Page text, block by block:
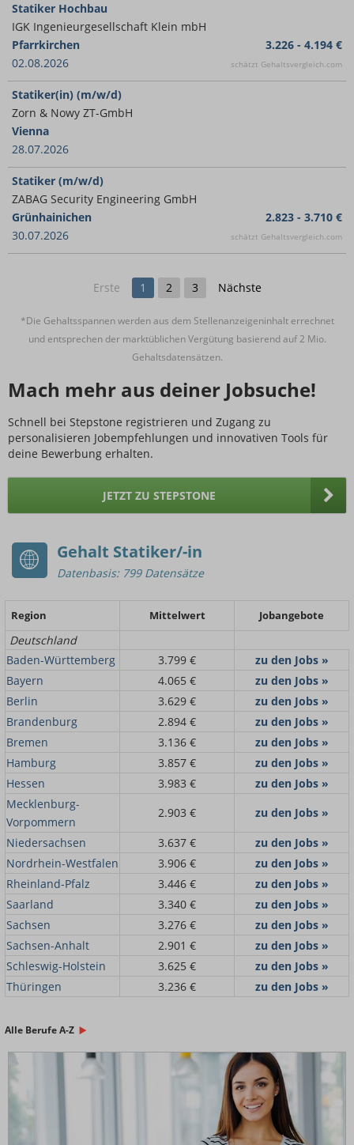
Statiker Hochbau
IGK Ingenieurgesellschaft Klein mbH
Pfarrkirchen
02.08.2026
3.226 - 4.194 €
schätzt Gehaltsvergleich.com
Statiker(in) (m/w/d)
Zorn & Nowy ZT-GmbH
Vienna
28.07.2026
Statiker (m/w/d)
ZABAG Security Engineering GmbH
Grünhainichen
30.07.2026
2.823 - 3.710 €
schätzt Gehaltsvergleich.com
Erste 1 2 3 Nächste
*Die Gehaltsspannen werden aus dem Stellenanzeigeninhalt errechnet
und entsprechen der marktüblichen Vergütung basierend auf 2 Mio.
Gehaltsdatensätzen.
Mach mehr aus deiner Jobsuche!
Schnell bei Stepstone registrieren und Zugang zu
personalisieren Jobempfehlungen und innovativen Tools für
deine Bewerbung erhalten.
JETZT ZU STEPSTONE
Gehalt Statiker/-in
Datenbasis: 799 Datensätze
Region Mittelwert Jobangebote
Deutschland
Baden-Württemberg
3.799 €
zu den Jobs »
Bayern
4.065 €
zu den Jobs »
Berlin
3.629 €
zu den Jobs »
Brandenburg
2.894 €
zu den Jobs »
Bremen
3.136 €
zu den Jobs »
Hamburg
3.857 €
zu den Jobs »
Hessen
3.983 €
zu den Jobs »
Mecklenburg-
Vorpommern
2.903 €
zu den Jobs »
Niedersachsen
3.637 €
zu den Jobs »
Nordrhein-Westfalen
3.906 €
zu den Jobs »
Rheinland-Pfalz
3.446 €
zu den Jobs »
Saarland
3.340 €
zu den Jobs »
Sachsen
3.276 €
zu den Jobs »
Sachsen-Anhalt
2.901 €
zu den Jobs »
Schleswig-Holstein
3.625 €
zu den Jobs »
Thüringen
3.236 € zu den Jobs »
Alle Berufe A-Z